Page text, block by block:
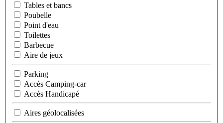
Tables et bancs
Poubelle
Point d'eau
Toilettes
Barbecue
Aire de jeux
Parking
Accès Camping-car
Accès Handicapé
Aires géolocalisées